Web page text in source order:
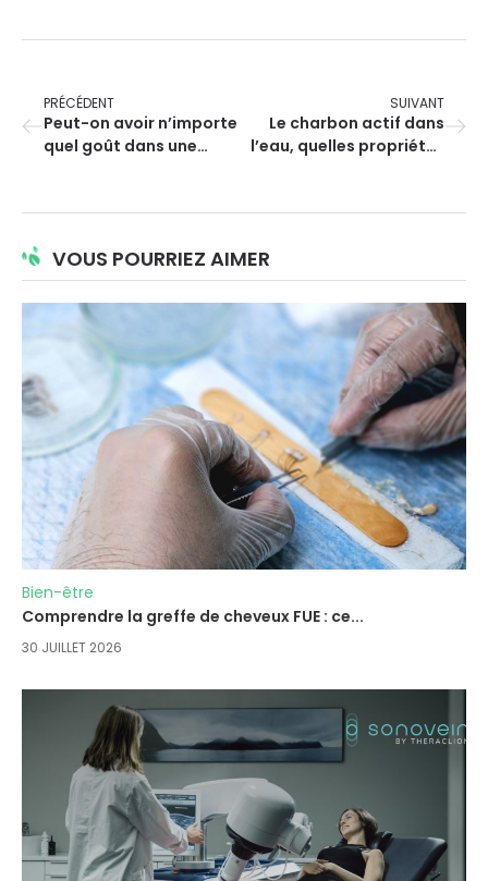
PRÉCÉDENT
Peut-on avoir n’importe
quel goût dans une
SUIVANT
Le charbon actif dans
l’eau, quelles propriétés
VOUS POURRIEZ AIMER
Bien-être
Comprendre la greffe de cheveux FUE : ce...
30 JUILLET 2026